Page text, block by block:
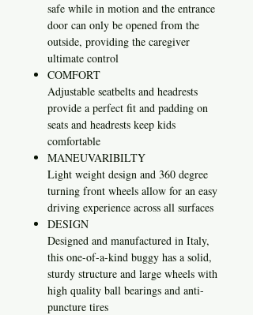
safe while in motion and the entrance
door can only be opened from the
outside, providing the caregiver
ultimate control
COMFORT
Adjustable seatbelts and headrests
provide a perfect fit and padding on
seats and headrests keep kids
comfortable
MANEUVARIBILTY
Light weight design and 360 degree
turning front wheels allow for an easy
driving experience across all surfaces
DESIGN
Designed and manufactured in Italy,
this one-of-a-kind buggy has a solid,
sturdy structure and large wheels with
high quality ball bearings and anti-
puncture tires